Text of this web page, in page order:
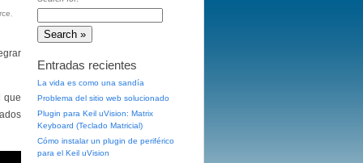
que
Entradas recientes
La vida es como una sandía
Problema del sitio web solucionado
Plugin para Keil uVision: Matrix
Keyboard (Teclado Matricial)
Cómo instalar un plugin de periférico
para el Keil uVision